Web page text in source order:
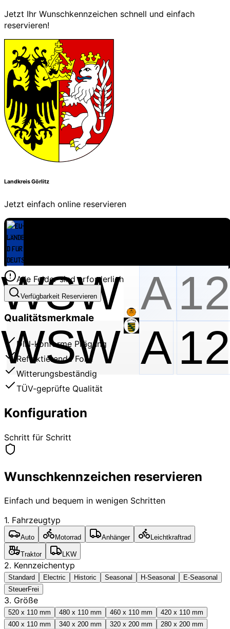
Jetzt Ihr Wunschkennzeichen schnell und einfach
reservieren!
Landkreis Görlitz
Jetzt einfach online reservieren
WSW A
Alle Felder sind erforderlich
Verfügbarkeit Reservieren
Qualitätsmerkmale
DIN-konforme Prägung
Reflektierende Folie
Witterungsbeständig
TÜV-geprüfte Qualität
Konfiguration
Schritt für Schritt
Wunschkennzeichen reservieren
Einfach und bequem in wenigen Schritten
1. Fahrzeugtyp
Auto Motorrad Anhänger Leichtkraftrad
Traktor LKW
2. Kennzeichentyp
Standard Electric Historic Seasonal H-Seasonal
E-Seasonal
SteuerFrei
3. Größe
520 x 110 mm 480 x 110 mm 460 x 110 mm
420 x 110 mm
400 x 110 mm
340 x 200 mm 320 x 200 mm 280 x 200 mm